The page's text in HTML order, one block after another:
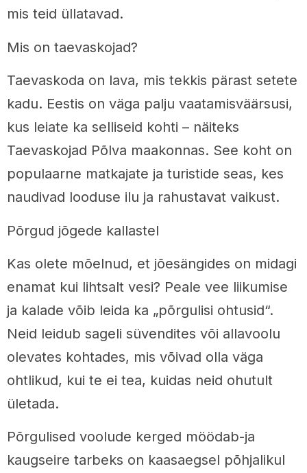
mis teid üllatavad.
Mis on taevaskojad?
Taevaskoda on lava, mis tekkis pärast setete
kadu. Eestis on väga palju vaatamisväärsusi,
kus leiate ka selliseid kohti – näiteks
Taevaskojad Põlva maakonnas. See koht on
populaarne matkajate ja turistide seas, kes
naudivad looduse ilu ja rahustavat vaikust.
Põrgud jõgede kallastel
Kas olete mõelnud, et jõesängides on midagi
enamat kui lihtsalt vesi? Peale vee liikumise
ja kalade võib leida ka „põrgulisi ohtusid“.
Neid leidub sageli süvendites või allavoolu
olevates kohtades, mis võivad olla väga
ohtlikud, kui te ei tea, kuidas neid ohutult
ületada.
Põrgulised voolude kerged möödab-ja
kaugseire tarbeks on kaasaegsel põhjalikul